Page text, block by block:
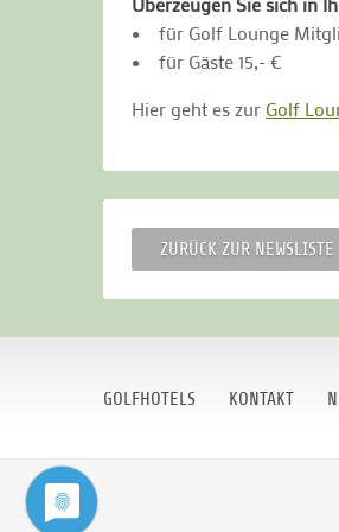
• für Golf Lounge
• für Gäste 15,- €
Hier geht es zur Golf
ZURÜCK ZUR NEWSLISTE
GOLFHOTELS KONTAKT